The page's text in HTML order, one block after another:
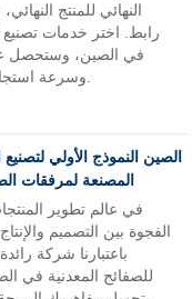
النهائي للمنتج
رابط. اختر خدمات تصنيع
في الصين، وستحصل
الصين النموذج الأولي
المصنعة لمرفقات
في عالم تطوير
الفجوة بين التصميم
باعتبارنا شركة
للصفائح المعدنية في